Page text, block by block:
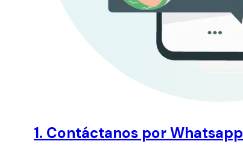
1. Contáctanos por Whatsapp